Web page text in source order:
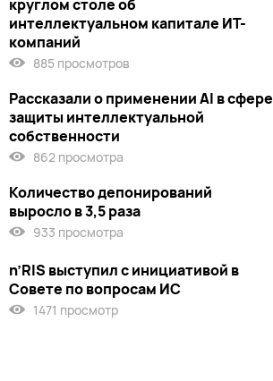
круглом столе об
интеллектуальном капитале ИТ-
компаний
885 просмотров
Рассказали о применении AI в сфере
защиты интеллектуальной
собственности
862 просмотра
Количество депонирований
выросло в 3,5 раза
933 просмотра
n’RIS выступил c инициативой в
Совете по вопросам ИС
1471 просмотр